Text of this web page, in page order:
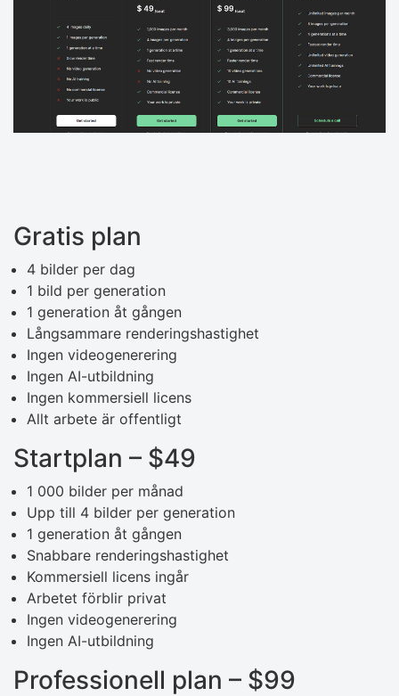
Gratis plan
4 bilder per dag
1 bild per generation
1 generation åt gången
Långsammare renderingshastighet
Ingen videogenerering
Ingen AI-utbildning
Ingen kommersiell licens
Allt arbete är offentligt
Startplan – $49
1 000 bilder per månad
Upp till 4 bilder per generation
1 generation åt gången
Snabbare renderingshastighet
Kommersiell licens ingår
Arbetet förblir privat
Ingen videogenerering
Ingen AI-utbildning
Professionell plan – $99